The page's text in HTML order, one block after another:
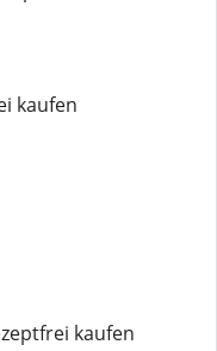
kaufen
kaufen